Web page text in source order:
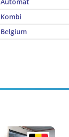
Kombi
Belgium